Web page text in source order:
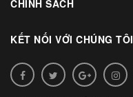
CHÍNH SÁCH
KẾT NỐI VỚI CHÚNG TÔI